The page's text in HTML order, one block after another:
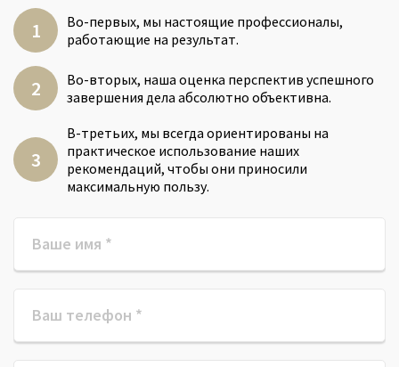
Во-первых, мы настоящие профессионалы,
работающие на результат.
Во-вторых, наша оценка перспектив успешного
завершения дела абсолютно объективна.
В-третьих, мы всегда ориентированы на
практическое использование наших
рекомендаций, чтобы они приносили
максимальную пользу.